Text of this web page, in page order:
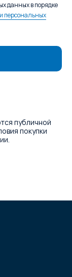
данных в порядке
персональных
публичной
покупки